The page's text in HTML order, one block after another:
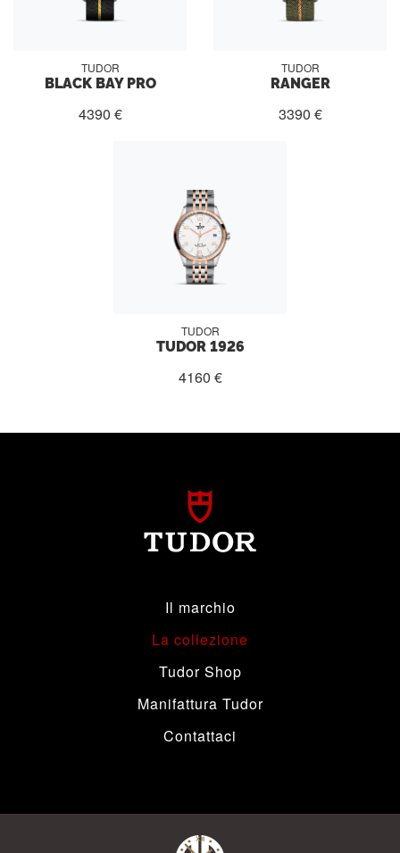
TUDOR
BLACK BAY PRO
4390 €
TUDOR
RANGER
3390 €
TUDOR
TUDOR 1926
4160 €
Il marchio
La collezione
Tudor Shop
Manifattura Tudor
Contattaci